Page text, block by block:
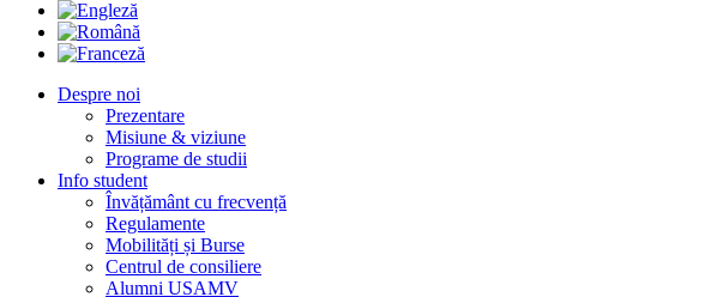
Despre noi
Prezentare
Misiune & viziune
Programe de studii
Info student
Învățământ cu frecvență
Regulamente
Mobilități și Burse
Centrul de consiliere
Alumni USAMV